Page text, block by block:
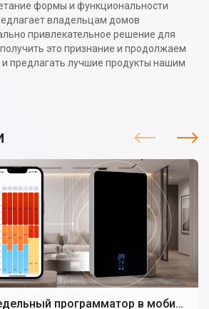
формы и функциональности
владельцам домов
привлекательное решение для
это признание и продолжаем
предлагать лучшие продукты нашим
Обновленный недельный программатор в мобильном приложении электрокотла TEKNIX